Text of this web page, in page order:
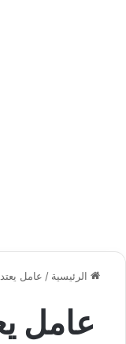
الرئيسية / عامل
عامل